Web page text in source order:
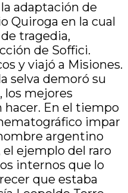
la adaptación de
Quiroga en la cual
tragedia,
de Soffici.
y viajó a Misiones.
selva demoró su
los mejores
hacer. En el tiempo
impar
argentino
ejemplo del raro
internos que lo
que estaba